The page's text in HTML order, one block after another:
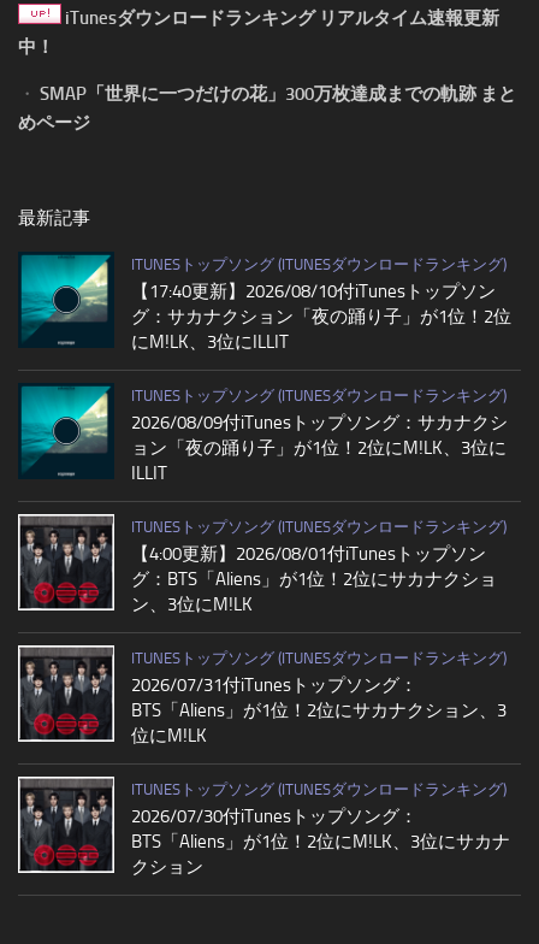
iTunesダウンロードランキング リアルタイム速報更新
中！
・ SMAP「世界に一つだけの花」300万枚達成までの軌跡 まと
めページ
最新記事
ITUNESトップソング (ITUNESダウンロードランキング)
【17:40更新】2026/08/10付iTunesトップソン
グ：サカナクション「夜の踊り子」が1位！2位
にM!LK、3位にILLIT
ITUNESトップソング (ITUNESダウンロードランキング)
2026/08/09付iTunesトップソング：サカナクシ
ョン「夜の踊り子」が1位！2位にM!LK、3位に
ILLIT
ITUNESトップソング (ITUNESダウンロードランキング)
【4:00更新】2026/08/01付iTunesトップソン
グ：BTS「Aliens」が1位！2位にサカナクショ
ン、3位にM!LK
ITUNESトップソング (ITUNESダウンロードランキング)
2026/07/31付iTunesトップソング：
BTS「Aliens」が1位！2位にサカナクション、3
位にM!LK
ITUNESトップソング (ITUNESダウンロードランキング)
2026/07/30付iTunesトップソング：
BTS「Aliens」が1位！2位にM!LK、3位にサカナ
クション